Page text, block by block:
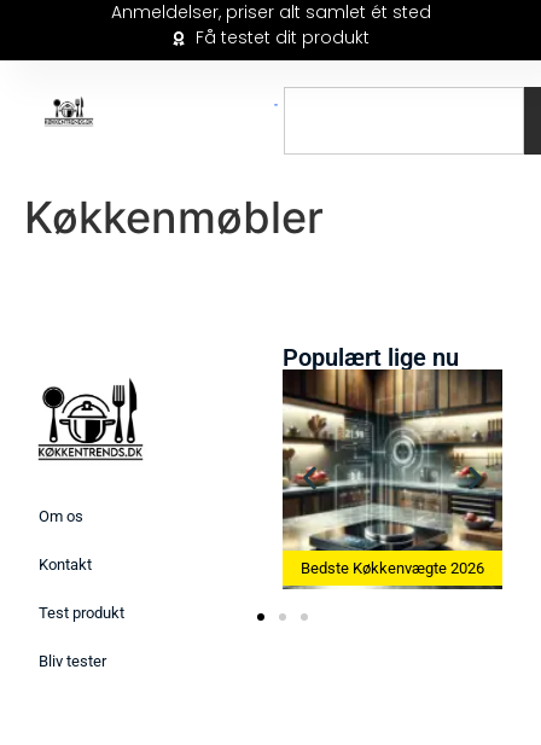
Anmeldelser, priser alt samlet ét sted
Få testet dit produkt
Køkkenmøbler
Om os
Kontakt
Test produkt
Bliv tester
Populært lige nu
Bedste Ismaskine 2026 Bedste Køkkenvægte 2026